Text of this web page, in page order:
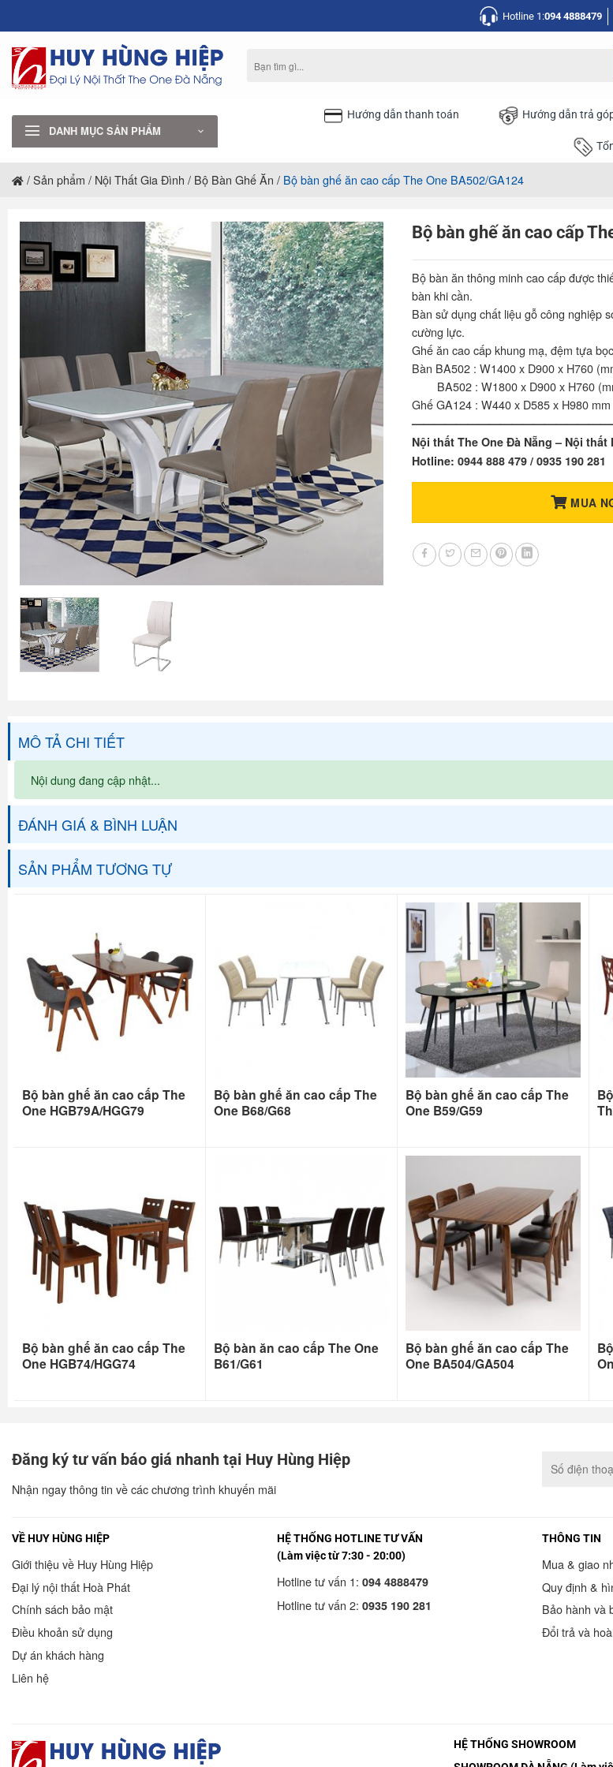
nội
dung
Hotline 1:094 4888479
kiếm:
DANH MỤC SẢN PHẨM
Hướng dẫn thanh toán Hướng dẫn trả
/Sản phẩm / Nội Thất Gia Đình / Bộ Bàn Ghế Ăn / Bộ bàn ghế ăn cao cấp The One BA502/GA124
Bộ bàn ghế ăn cao cấp
Bộ bàn ăn thông minh cao cấp được
bàn khi cần.
Bàn sử dụng chất liệu gỗ công nghiệp
cường lực.
Ghế ăn cao cấp khung mạ, đệm tựa
Bàn BA502 : W1400 x D900 x H760
BA502 : W1800 x D900 x H760
Ghế GA124 : W440 x D585 x H980 mm
Nội thất The One Đà Nẵng – Nội thất
Hotline: 0944 888 479 / 0935 190 281
MUA
MÔ TẢ CHI TIẾT
Nội dung đang cập nhật...
ĐÁNH GIÁ & BÌNH LUẬN
SẢN PHẨM TƯƠNG TỰ
Bộ bàn ghế ăn cao cấp The
One HGB79A/HGG79
Bộ bàn ghế ăn cao cấp The
One B68/G68
Bộ bàn ghế ăn cao cấp The
One B59/G59
Bộ bàn ghế ăn cao cấp The
One HGB74/HGG74
Bộ bàn ăn cao cấp The One
B61/G61
Bộ bàn ghế ăn cao cấp The
One BA504/GA504
Đăng ký tư vấn báo giá nhanh tại Huy Hùng Hiệp
Nhận ngay thông tin về các chương trình khuyến mãi
VỀ HUY HÙNG HIỆP
Giới thiệu về Huy Hùng Hiệp
Đại lý nội thất Hoà Phát
Chính sách bảo mật
Điều khoản sử dụng
Dự án khách hàng
Liên hệ
HỆ THỐNG HOTLINE TƯ VẤN
(Làm việc từ 7:30 - 20:00)
Hotline tư vấn 1: 094 4888479
Hotline tư vấn 2: 0935 190 281
THÔNG TIN
Mua & giao
Quy định &
Bảo hành và
Đổi trả và
HỆ THỐNG SHOWROOM